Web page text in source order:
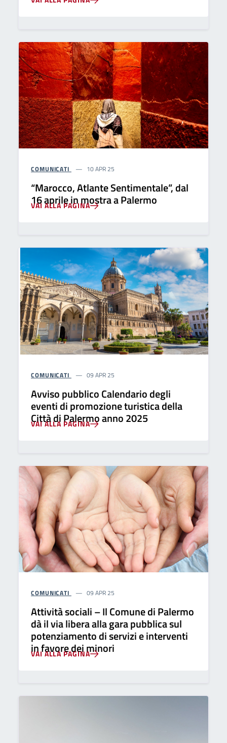
COMUNICATI 10 APR 25
“Marocco, Atlante Sentimentale”, dal
16 aprile in mostra a Palermo
VAI ALLA PAGINA
COMUNICATI 09 APR 25
Avviso pubblico Calendario degli
eventi di promozione turistica della
Città di Palermo anno 2025
VAI ALLA PAGINA
COMUNICATI 09 APR 25
Attività sociali – Il Comune di Palermo
dà il via libera alla gara pubblica sul
potenziamento di servizi e interventi
in favore dei minori
VAI ALLA PAGINA